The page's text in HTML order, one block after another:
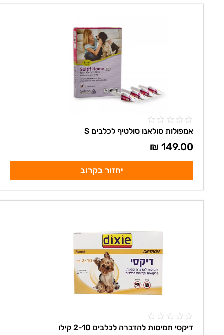
אמפולות סולאנו סולטיף לכלבים S
149.00
₪
יחזור בקרוב
דיקסי תמיסות להדברה לכלבים 2-10 קילו